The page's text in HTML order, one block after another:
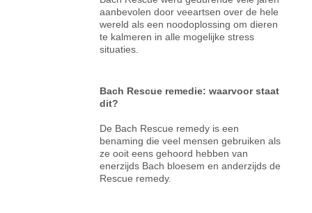
aanbevolen door veeartsen over de hele
wereld als een noodoplossing om dieren
te kalmeren in alle mogelijke stress
situaties.
Bach Rescue remedie: waarvoor staat
dit?
De Bach Rescue remedy is een
benaming die veel mensen gebruiken als
ze ooit eens gehoord hebben van
enerzijds Bach bloesem en anderzijds de
Rescue remedy.